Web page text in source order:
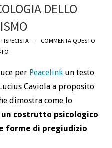
DELLO
COMMENTA QUESTO
per Peacelink un testo
Caviola a proposito
dimostra come lo
un costrutto psicologico
forme di pregiudizio